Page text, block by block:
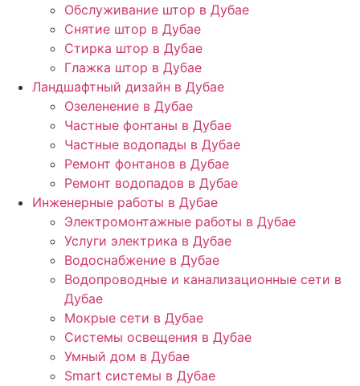
Обслуживание штор в Дубае
Снятие штор в Дубае
Стирка штор в Дубае
Глажка штор в Дубае
Ландшафтный дизайн в Дубае
Озеленение в Дубае
Частные фонтаны в Дубае
Частные водопады в Дубае
Ремонт фонтанов в Дубае
Ремонт водопадов в Дубае
Инженерные работы в Дубае
Электромонтажные работы в Дубае
Услуги электрика в Дубае
Водоснабжение в Дубае
Водопроводные и канализационные сети в
Дубае
Мокрые сети в Дубае
Системы освещения в Дубае
Умный дом в Дубае
Smart системы в Дубае